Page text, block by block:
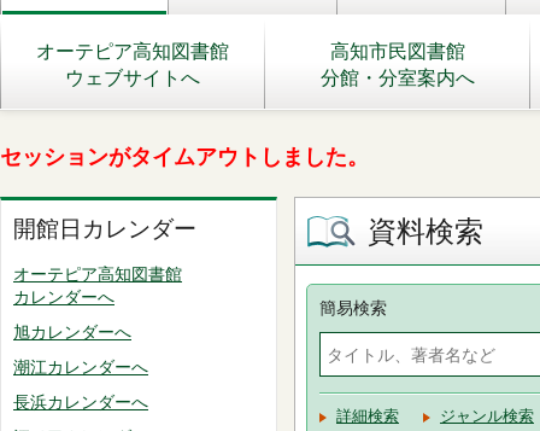
オーテピア高知図書館
ウェブサイトへ
高知市民図書館
分館・分室案内へ
セッションがタイムアウトしました。
開館日カレンダー
オーテピア高知図書館
カレンダーへ
旭カレンダーへ
潮江カレンダーへ
長浜カレンダーへ
資料検索
簡易検索
詳細検索 ジャンル検索